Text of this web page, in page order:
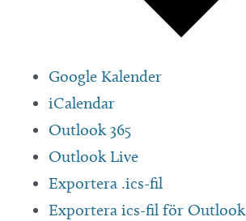
Google Kalender
iCalendar
Outlook 365
Outlook Live
Exportera .ics-fil
Exportera ics-fil för Outlook